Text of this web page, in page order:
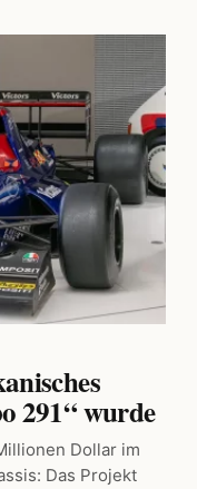
291“ wurde
Dollar im
Das Projekt